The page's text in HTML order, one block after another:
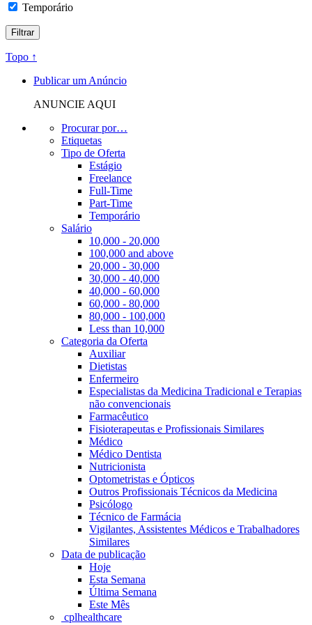
Temporário
Topo ↑
Publicar um Anúncio
ANUNCIE AQUI
Procurar por…
Etiquetas
Tipo de Oferta
Estágio
Freelance
Full-Time
Part-Time
Temporário
Salário
10,000 - 20,000
100,000 and above
20,000 - 30,000
30,000 - 40,000
40,000 - 60,000
60,000 - 80,000
80,000 - 100,000
Less than 10,000
Categoria da Oferta
Auxiliar
Dietistas
Enfermeiro
Especialistas da Medicina Tradicional e Terapias
não convencionais
Farmacêutico
Fisioterapeutas e Profissionais Similares
Médico
Médico Dentista
Nutricionista
Optometristas e Ópticos
Outros Profissionais Técnicos da Medicina
Psicólogo
Técnico de Farmácia
Vigilantes, Assistentes Médicos e Trabalhadores
Similares
Data de publicação
Hoje
Esta Semana
Última Semana
Este Mês
‎ cplhealthcare‬